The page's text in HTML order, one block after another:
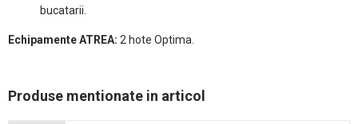
bucatarii.
Echipamente ATREA: 2 hote Optima.
Produse mentionate in articol